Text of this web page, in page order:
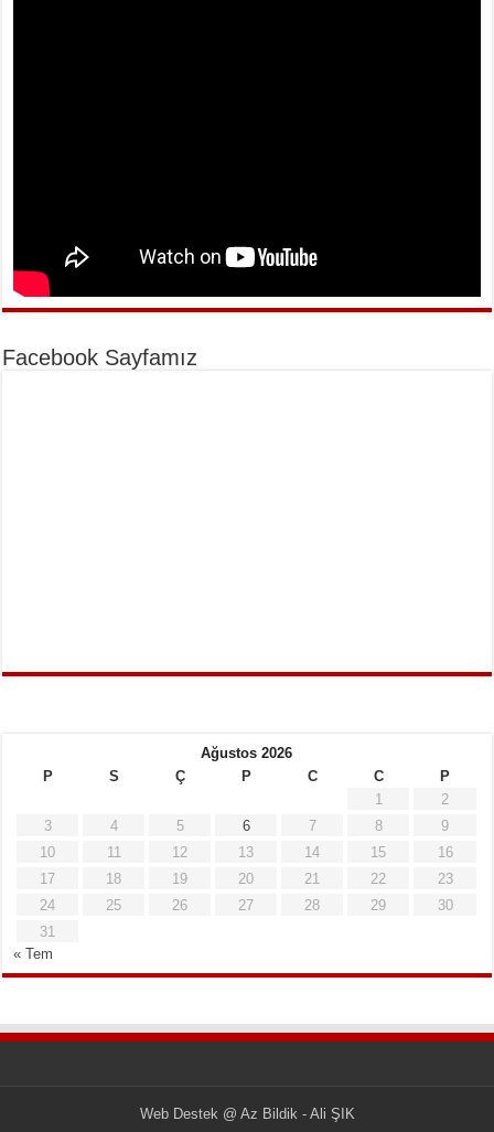
Facebook Sayfamız
Ağustos 2026
P
S Ç P C C
P
1
2
3
4 5 6 7 8
9
10
11 12 13 14 15
16
17
18 19 20 21 22
23
24
25 26 27 28 29
30
31
« Tem
Web Destek @ Az Bildik - Ali ŞIK